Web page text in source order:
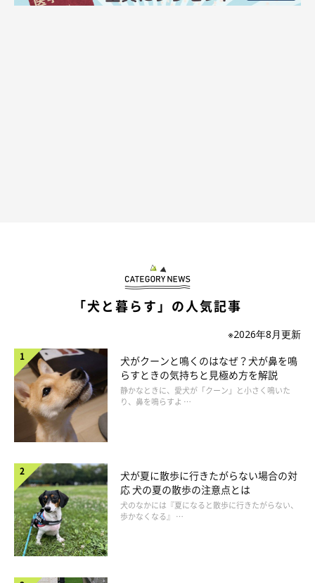
ましょう。短時間でも愛犬と飼い主さんだけの時間があるだけ
で、寂しさが解消されます。
モーニングルーティン３）朝散歩の途中、公
「犬と暮らす」の人気記事
※2026年8月更新
犬がクーンと鳴くのはなぜ？犬が鼻を鳴
らすときの気持ちと見極め方を解説
静かなときに、愛犬が「クーン」と小さく鳴いた
り、鼻を鳴らすよ …
犬が夏に散歩に行きたがらない場合の対
応 犬の夏の散歩の注意点とは
犬のなかには『夏になると散歩に行きたがらない、
歩かなくなる』 …